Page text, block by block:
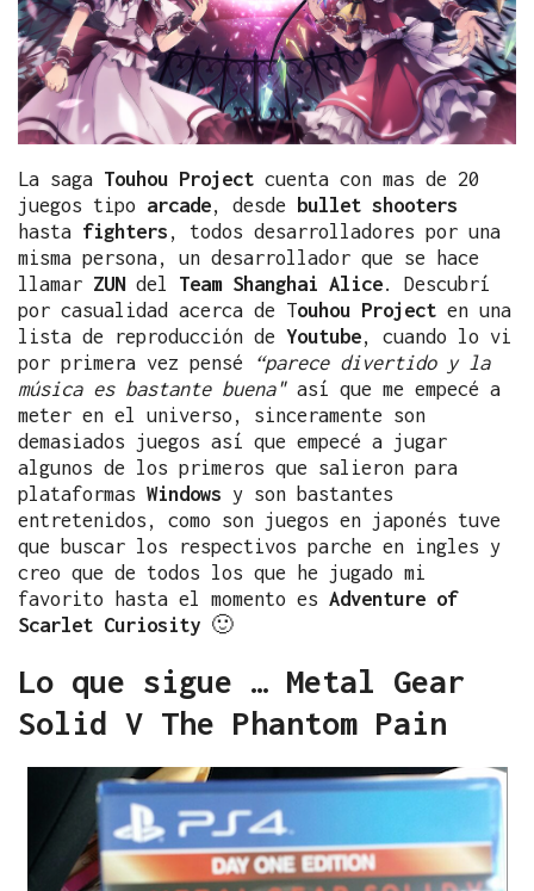
La saga Touhou Project cuenta con mas de 20
juegos tipo arcade, desde bullet shooters
hasta fighters , todos desarrolladores por una
misma persona, un desarrollador que se hace
llamar ZUNdel Team Shanghai Alice. Descubrí
por casualidad acerca de Touhou Project en una
lista de reproducción de Youtube, cuando lo vi
por primera vez pensé
“parece divertido y la
música es bastante buena"así que me empecé a
meter en el universo, sinceramente son
demasiados juegos así que empecé a jugar
algunos de los primeros que salieron para
plataformas Windows y son bastantes
entretenidos, como son juegos en japonés tuve
que buscar los respectivos parche en ingles y
creo que de todos los que he jugado mi
favorito hasta el momento es Adventure of
Scarlet Curiosity 🙂
Lo que sigue … Metal Gear
Solid V The Phantom Pain